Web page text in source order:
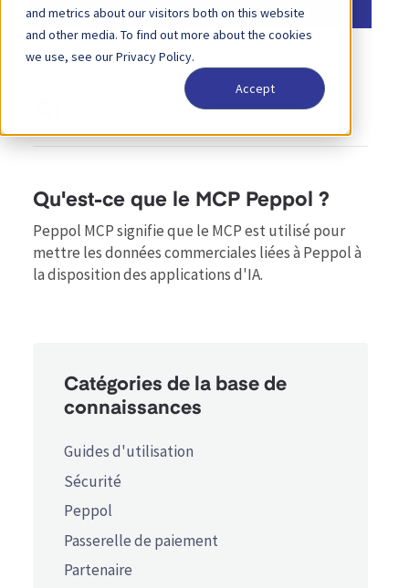
and metrics about our visitors both on this website
and other media. To find out more about the cookies
we use, see our Privacy Policy.
Accept
Qu'est-ce que le MCP Peppol ?
Peppol MCP signifie que le MCP est utilisé pour
mettre les données commerciales liées à Peppol à
la disposition des applications d'IA.
Catégories de la base de
connaissances
Guides d'utilisation
Sécurité
Peppol
Passerelle de paiement
Partenaire